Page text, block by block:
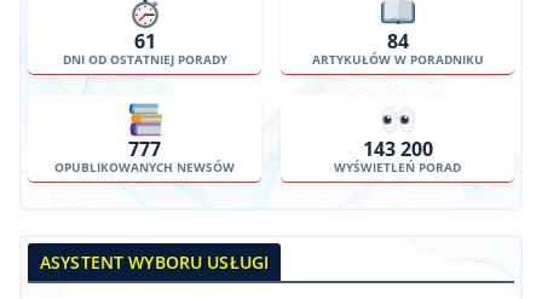
61
DNI OD OSTATNIEJ PORADY
84
ARTYKUŁÓW W PORADNIKU
777
OPUBLIKOWANYCH NEWSÓW
143 200
WYŚWIETLEŃ PORAD
ASYSTENT WYBORU USŁUGI